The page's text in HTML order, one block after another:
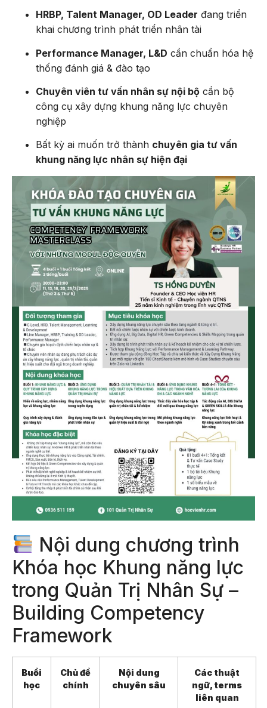
HRBP, Talent Manager, OD Leader đang triển
khai chương trình phát triển nhân tài
Performance Manager, L&D cần chuẩn hóa hệ
thống đánh giá & đào tạo
Chuyên viên tư vấn nhân sự nội bộ cần bộ
công cụ xây dựng khung năng lực chuyên
nghiệp
Bất kỳ ai muốn trở thành chuyên gia tư vấn
khung năng lực nhân sự hiện đại
Nội dung chương trình
Khóa học Khung năng lực
trong Quản Trị Nhân Sự –
Building Competency
Framework
Buổi
học
Chủ đề
chính
Nội dung
chuyên sâu
Các thuật
ngữ, terms
liên quan